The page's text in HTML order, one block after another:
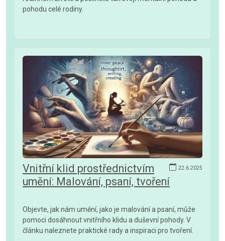
pohodu celé rodiny.
22.6.2025
Vnitřní klid prostřednictvím
umění: Malování, psaní, tvoření
Objevte, jak nám umění, jako je malování a psaní, může
pomoci dosáhnout vnitřního klidu a duševní pohody. V
článku naleznete praktické rady a inspiraci pro tvoření.